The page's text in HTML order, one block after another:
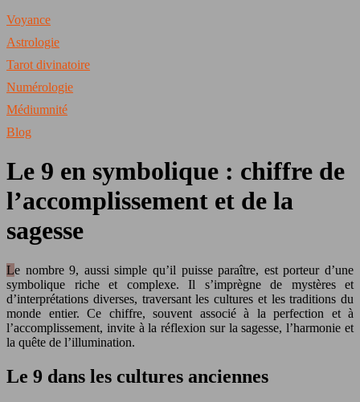
Voyance
Astrologie
Tarot divinatoire
Numérologie
Médiumnité
Blog
Le 9 en symbolique : chiffre de
l’accomplissement et de la
sagesse
Le nombre 9, aussi simple qu’il puisse paraître, est porteur d’une
symbolique riche et complexe. Il s’imprègne de mystères et
d’interprétations diverses, traversant les cultures et les traditions du
monde entier. Ce chiffre, souvent associé à la perfection et à
l’accomplissement, invite à la réflexion sur la sagesse, l’harmonie et
la quête de l’illumination.
Le 9 dans les cultures anciennes